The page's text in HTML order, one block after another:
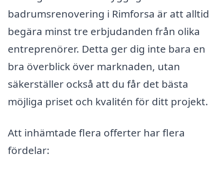
badrumsrenovering i Rimforsa är att alltid
begära minst tre erbjudanden från olika
entreprenörer. Detta ger dig inte bara en
bra överblick över marknaden, utan
säkerställer också att du får det bästa
möjliga priset och kvalitén för ditt projekt.
Att inhämtade flera offerter har flera
fördelar: